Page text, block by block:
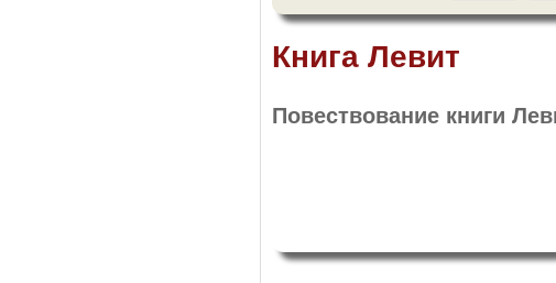
Книга Левит
Повествование книги